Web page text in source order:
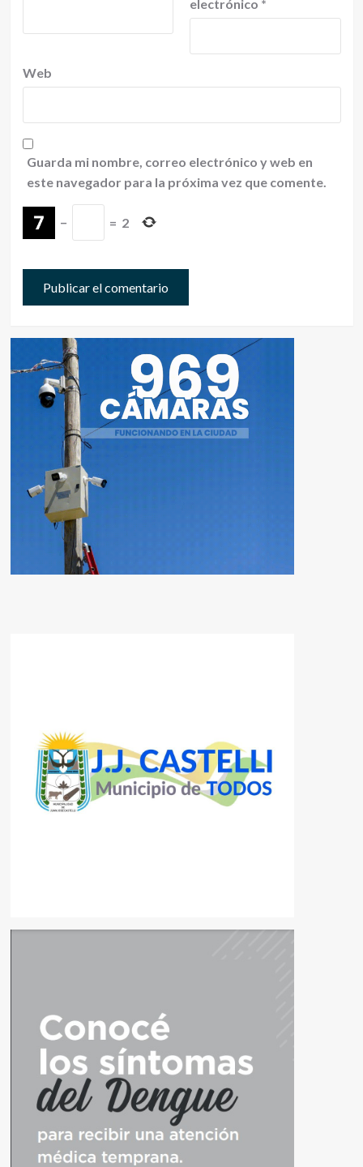
electrónico *
Web
Guarda mi nombre, correo electrónico y web en
este navegador para la próxima vez que comente.
− = 2